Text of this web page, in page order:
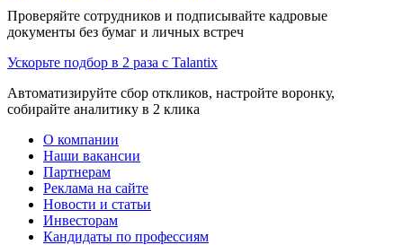
Проверяйте сотрудников и подписывайте кадровые
документы без бумаг и личных встреч
Ускорьте подбор в 2 раза с Talantix
Автоматизируйте сбор откликов, настройте воронку,
собирайте аналитику в 2 клика
О компании
Наши вакансии
Партнерам
Реклама на сайте
Новости и статьи
Инвесторам
Кандидаты по профессиям